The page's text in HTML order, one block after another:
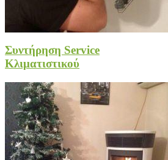
Συντήρηση Service
Κλιματιστικού